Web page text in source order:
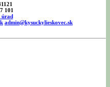
101
úrad
admin@kysuckylieskovec.sk